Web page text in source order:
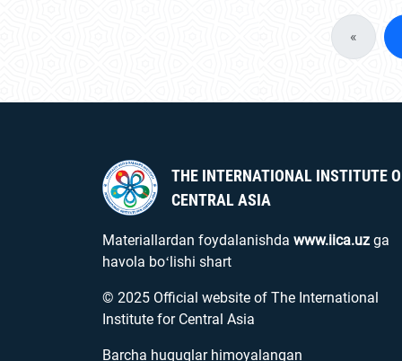
Ostana
forumi
instituti
«
THE INTERNATIONAL INSTITUTE
CENTRAL ASIA
Materiallardan foydalanishda www.iica.uz ga
havola boʻlishi shart
© 2025 Official website of The International
Institute for Central Asia
Barcha huquqlar himoyalangan